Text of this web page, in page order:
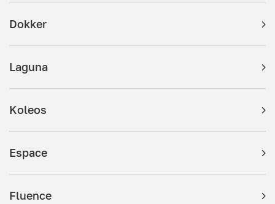
Dokker
Laguna
Koleos
Espace
Fluence